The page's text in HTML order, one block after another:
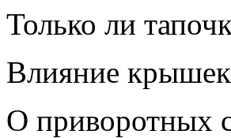
Только ли
Влияние
О приворотных